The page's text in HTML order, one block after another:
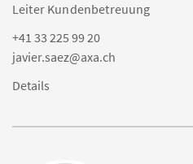
Leiter Kundenbetreuung
+41 33 225 99 20
javier.saez@axa.ch
Details